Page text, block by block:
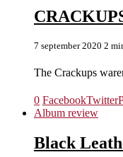
7 september 2020 2
The Crackups
0 FacebookTwitter
Album review
Black